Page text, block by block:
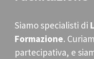
Siamo specialisti di
Formazione.
partecipativa, e